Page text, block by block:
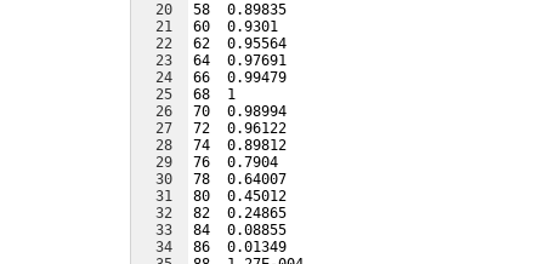
20
21
22
23
24
25
26
27
28
29
30
31
32
33
34
58  0.89835
60  0.9301
62  0.95564
64  0.97691
66  0.99479
68  1
70  0.98994
72  0.96122
74  0.89812
76  0.7904
78  0.64007
80  0.45012
82  0.24865
84  0.08855
86  0.01349